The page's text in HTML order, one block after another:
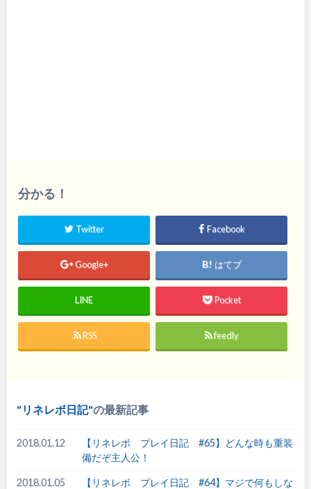
分かる！
Twitter Facebook
Google+ はてブ
LINE Pocket
RSS feedly
リネレボ日記 の最新記事
2018.01.12
【リネレボ プレイ日記 #65】どんな時も重装
備だぞ主人公！
2018.01.05
【リネレボ プレイ日記 #64】マジで何もしな